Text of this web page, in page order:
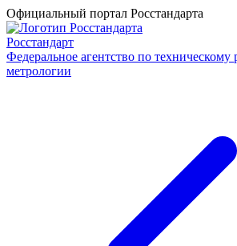
Официальный портал Росстандарта
Росстандарт
Федеральное агентство по
метрологии